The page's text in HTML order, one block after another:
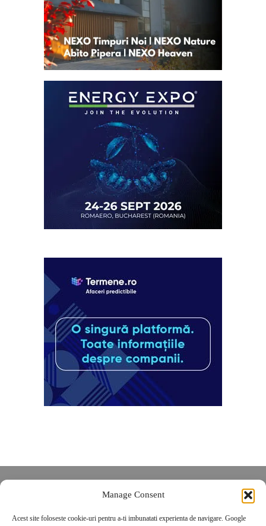
Manage Consent
Acest site foloseste cookie-uri pentru a-ti imbunatati experienta de navigare. Google
POLITICĂ DE CONFIDENȚIALITATE